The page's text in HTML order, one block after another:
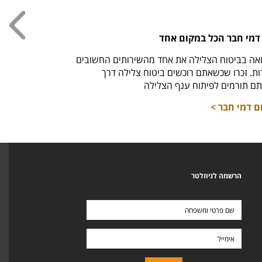
חבר הכל במקום אחד
בביטוח הצלילה את אחד מהשירותים החשובים
זכרו שכשאתם רוכשים ביטוח צלילה דרך
תורמים לפיתוח ענף הצלילה
דמי חבר >
הרשמה לניוזלטר